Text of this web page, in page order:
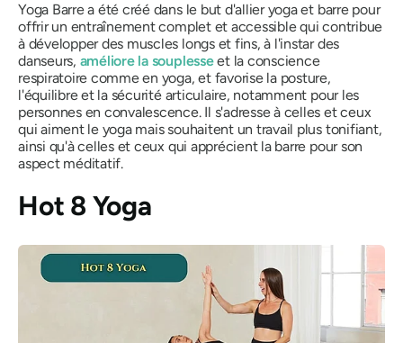
Yoga Barre a été créé dans le but d'allier yoga et barre pour
offrir un entraînement complet et accessible qui contribue
à développer des muscles longs et fins, à l'instar des
danseurs, améliore la souplesseet la conscience
respiratoire comme en yoga, et favorise la posture,
l'équilibre et la sécurité articulaire, notamment pour les
personnes en convalescence. Il s'adresse à celles et ceux
qui aiment le yoga mais souhaitent un travail plus tonifiant,
ainsi qu'à celles et ceux qui apprécient la barre pour son
aspect méditatif.
Hot 8 Yoga